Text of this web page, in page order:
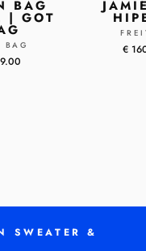
BAG
| GOT
BAG €
SWEATER &